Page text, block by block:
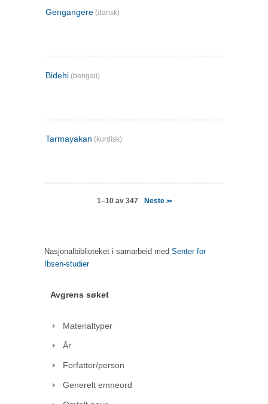
Gengangere (dansk)
Bidehi (bengali)
Tarmayakan (kurdisk)
1–10 av 347 Neste >>
Nasjonalbiblioteket i samarbeid med Senter for
Ibsen-studier
Avgrens søket
Materialtyper
År
Forfatter/person
Generelt emneord